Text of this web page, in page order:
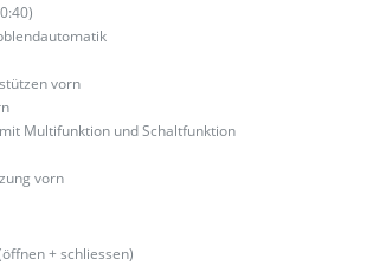
vorn
Multifunktion und Schaltfunktion
vorn
+ schliessen)